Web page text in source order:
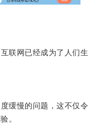
联网已经成为了人们生
缓慢的问题，这不仅令
。